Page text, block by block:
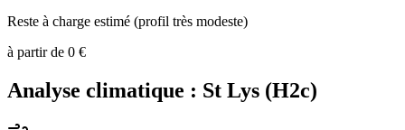
Reste à charge estimé (profil très modeste)
à partir de 0 €
Analyse climatique : St Lys (H2c)